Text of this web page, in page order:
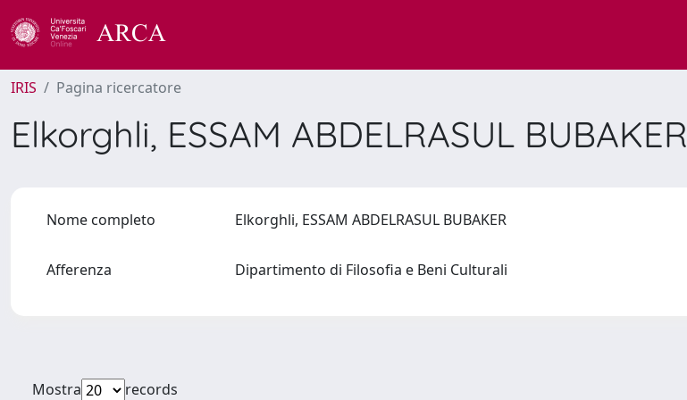
IRIS Pagina ricercatore
Elkorghli, ESSAM ABDELRASUL BUBAKER
Nome completo Elkorghli, ESSAM ABDELRASUL BUBAKER
Afferenza Dipartimento di Filosofia e Beni Culturali
Mostra
records